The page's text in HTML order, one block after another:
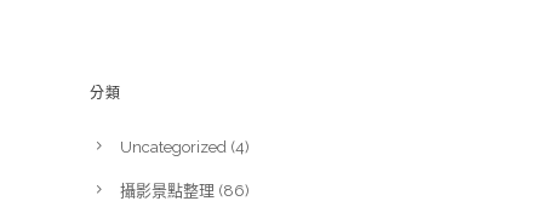
分類
Uncategorized (4)
攝影景點整理 (86)